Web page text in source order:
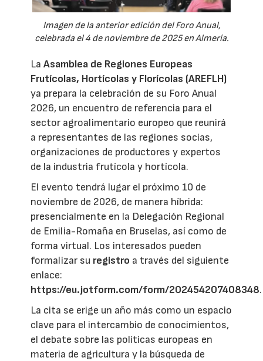
Imagen de la anterior edición del Foro Anual,
celebrada el 4 de noviembre de 2025 en Almería.
LaAsamblea de Regiones Europeas
Frutícolas, Hortícolas y Florícolas (AREFLH)
ya prepara la celebración de su Foro Anual
2026, un encuentro de referencia para el
sector agroalimentario europeo que reunirá
a representantes de las regiones socias,
organizaciones de productores y expertos
de la industria frutícola y hortícola.
El evento tendrá lugar el próximo 10 de
noviembre de 2026, de manera híbrida:
presencialmente en la Delegación Regional
de Emilia-Romaña en Bruselas, así como de
forma virtual. Los interesados pueden
formalizar su registro a través del siguiente
enlace:
https://eu.jotform.com/form/202454207408348.
La cita se erige un año más como un espacio
clave para el intercambio de conocimientos,
el debate sobre las políticas europeas en
materia de agricultura y la búsqueda de